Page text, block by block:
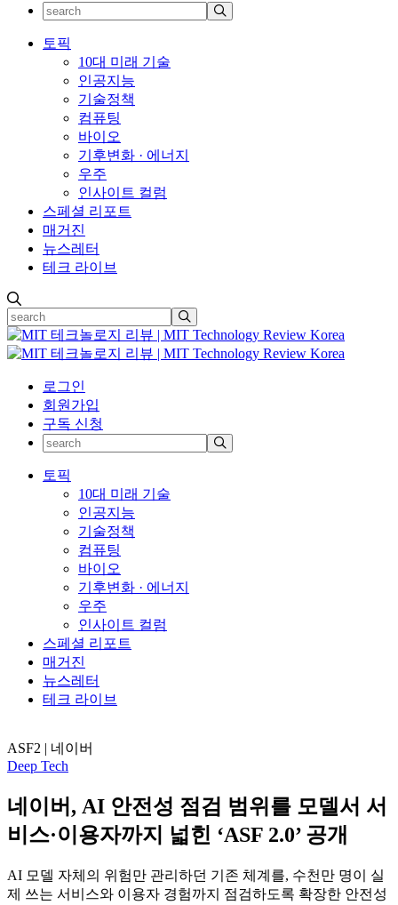
토픽
10대 미래 기술
인공지능
기술정책
컴퓨팅
바이오
기후변화 · 에너지
우주
인사이트 컬럼
스페셜 리포트
매거진
뉴스레터
테크 라이브
로그인
회원가입
구독 신청
토픽
10대 미래 기술
인공지능
기술정책
컴퓨팅
바이오
기후변화 · 에너지
우주
인사이트 컬럼
스페셜 리포트
매거진
뉴스레터
테크 라이브
ASF2 | 네이버
Deep Tech
네이버, AI 안전성 점검 범위를 모델서 서
비스·이용자까지 넓힌 ‘ASF 2.0’ 공개
AI 모델 자체의 위험만 관리하던 기존 체계를, 수천만 명이 실
제 쓰는 서비스와 이용자 경험까지 점검하도록 확장한 안전성